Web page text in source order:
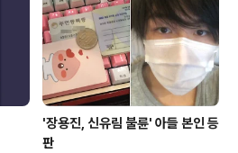
과 16GB 용량 모델
에 불과..
'장용진, 신유림 불륜' 아들 본인 등
판